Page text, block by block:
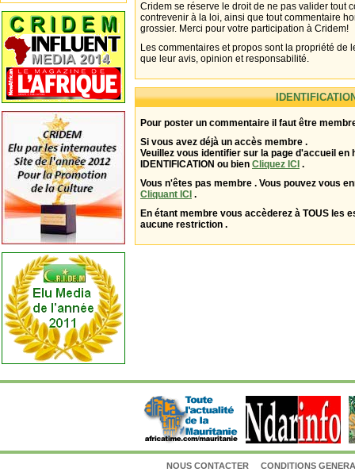
Cridem se réserve le droit de ne pas valider tout
contrevenir à la loi, ainsi que tout commentaire
grossier. Merci pour votre participation à Cridem!
Les commentaires et propos sont la propriété de
que leur avis, opinion et responsabilité.
Pour poster un commentaire il faut être
Si vous avez déjà un accès membre .
Veuillez vous identifier sur la page d'accueil en
IDENTIFICATION ou bien Cliquez ICI .
Vous n'êtes pas membre . Vous pouvez vous
Cliquant ICI .
En étant membre vous accèderez à TOUS les
aucune restriction .
NOUS CONTACTER CONDITIONS